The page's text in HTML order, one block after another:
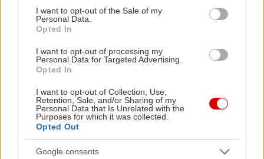
consent section.
I want to opt-out of the Sale of my
Personal Data.
Opted In
I want to opt-out of processing my
Personal Data for Targeted Advertising.
Opted In
I want to opt-out of Collection, Use,
Retention, Sale, and/or Sharing of my
Personal Data that Is Unrelated with the
Purposes for which it was collected.
Opted Out
Google consents